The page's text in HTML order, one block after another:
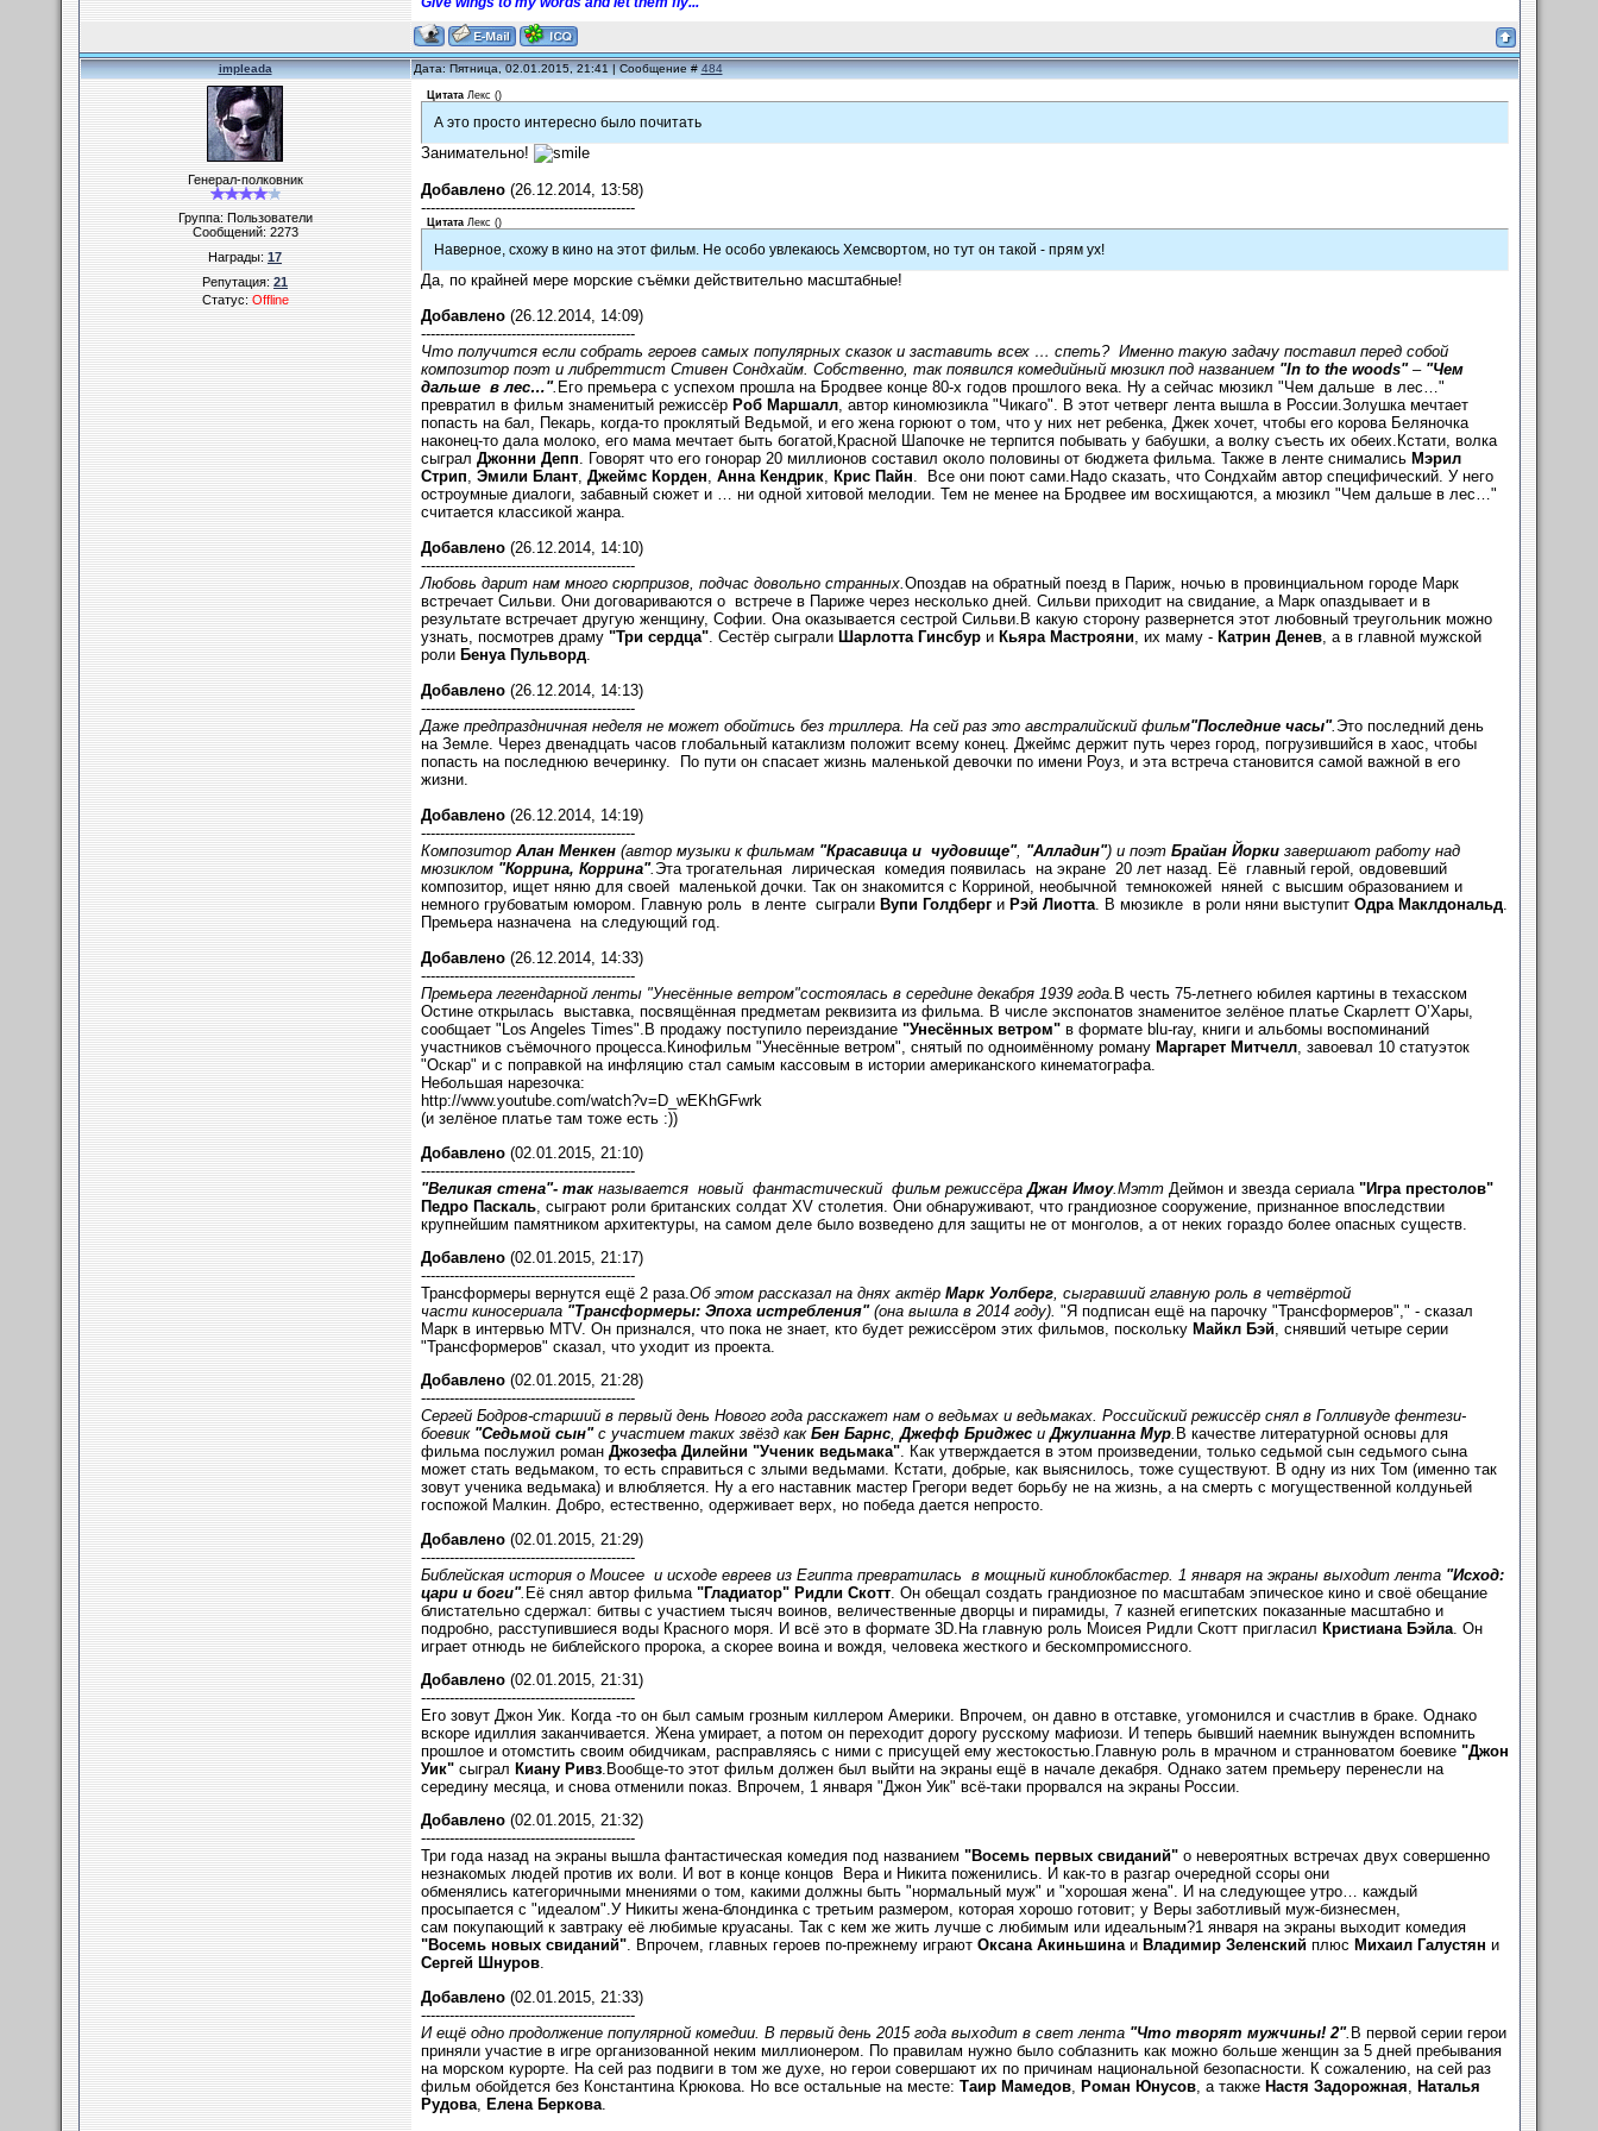
impleada Дата: Пятница, 02.01.2015, 21:41 | Сообщение #484
Генерал-полковник
Группа: Пользователи
Сообщений:2273
Награды:17
Репутация:21
Статус:Offline
Цитата Лекс ()
А это просто интересно было почитать
Занимательно!
Добавлено(26.12.2014, 13:58)
---------------------------------------------
Цитата Лекс ()
Наверное, схожу в кино на этот фильм. Не особо увлекаюсь Хемсвортом, но тут он такой - прям ух!
Да, по крайней мере морские съёмки действительно масштабные!
Добавлено(26.12.2014, 14:09)
---------------------------------------------
Что получится если собрать героев самых популярных сказок и заставить всех … спеть? Именно такую задачу поставил перед собой
композитор поэт и либреттист Стивен Сондхайм. Собственно, так появился комедийный мюзикл под названием "In to thе woods"– "Чем
дальше в лес…". Его премьера с успехом прошла на Бродвее конце 80-х годов прошлого века. Ну а сейчас мюзикл "Чем дальше в лес…"
превратил в фильм знаменитый режиссёр Роб Маршалл, автор киномюзикла "Чикаго". В этот четверг лента вышла в России.Золушка мечтает
попасть на бал, Пекарь, когда-то проклятый Ведьмой, и его жена горюют о том, что у них нет ребенка, Джек хочет, чтобы его корова Беляночка
наконец-то дала молоко, его мама мечтает быть богатой,Красной Шапочке не терпится побывать у бабушки, а волку съесть их обеих.Кстати, волка
сыграл Джонни Депп. Говорят что его гонорар 20 миллионов составил около половины от бюджета фильма. Также в ленте снимались Мэрил
Стрип, Эмили Блант, Джеймс Корден, Анна Кендрик, Крис Пайн. Все они поют сами.Надо сказать, что Сондхайм автор специфический. У него
остроумные диалоги, забавный сюжет и … ни одной хитовой мелодии. Тем не менее на Бродвее им восхищаются, а мюзикл "Чем дальше в лес…"
считается классикой жанра.
Добавлено(26.12.2014, 14:10)
---------------------------------------------
Любовь дарит нам много сюрпризов, подчас довольно странных.Опоздав на обратный поезд в Париж, ночью в провинциальном городе Марк
встречает Сильви. Они договариваются о встрече в Париже через несколько дней. Сильви приходит на свидание, а Марк опаздывает и в
результате встречает другую женщину, Софии. Она оказывается сестрой Сильви.В какую сторону развернется этот любовный треугольник можно
узнать, посмотрев драму "Три сердца". Сестёр сыграли Шарлотта Гинсбури Кьяра Мастрояни, их маму - Катрин Денев, а в главной мужской
роли Бенуа Пульворд.
Добавлено(26.12.2014, 14:13)
---------------------------------------------
Даже предпраздничная неделя не может обойтись без триллера. На сей раз это австралийский фильм"Последние часы". Это последний день
на Земле. Через двенадцать часов глобальный катаклизм положит всему конец. Джеймс держит путь через город, погрузившийся в хаос, чтобы
попасть на последнюю вечеринку. По пути он спасает жизнь маленькой девочки по имени Роуз, и эта встреча становится самой важной в его
жизни.
Добавлено(26.12.2014, 14:19)
---------------------------------------------
Композитор Алан Менкен(автор музыки к фильмам "Красавица и чудовище", "Алладин") и поэт Брайан Йоркизавершают работу над
мюзиклом "Коррина, Коррина". Эта трогательная лирическая комедия появилась на экране 20 лет назад. Её главный герой, овдовевший
композитор, ищет няню для своей маленькой дочки. Так он знакомится с Корриной, необычной темнокожей няней с высшим образованием и
немного грубоватым юмором. Главную роль в ленте сыграли Вупи Голдберги Рэй Лиотта. В мюзикле в роли няни выступит Одра Маклдональд.
Премьера назначена на следующий год.
Добавлено(26.12.2014, 14:33)
---------------------------------------------
Премьера легендарной ленты "Унесённые ветром"состоялась в середине декабря 1939 года. В честь 75-летнего юбилея картины в техасском
Остине открылась выставка, посвящённая предметам реквизита из фильма. В числе экспонатов знаменитое зелёное платье Скарлетт О’Хары,
сообщает "Los Angeles Times".В продажу поступило переиздание "Унесённых ветром"в формате blu-ray, книги и альбомы воспоминаний
участников съёмочного процесса.Кинофильм "Унесённые ветром", снятый по одноимённому роману Маргарет Митчелл, завоевал 10 статуэток
"Оскар" и с поправкой на инфляцию стал самым кассовым в истории американского кинематографа.
Небольшая нарезочка:
http://www.youtube.com/watch?v=D_wEKhGFwrk
(и зелёное платье там тоже есть :))
Добавлено(02.01.2015, 21:10)
---------------------------------------------
"Великая стена"- такназывается новый фантастический фильм режиссёра Джан Имоу.МэттДеймон и звезда сериала "Игра престолов"
Педро Паскаль, сыграют роли британских солдат XV столетия. Они обнаруживают, что грандиозное сооружение, признанное впоследствии
крупнейшим памятником архитектуры, на самом деле было возведено для защиты не от монголов, а от неких гораздо более опасных существ.
Добавлено(02.01.2015, 21:17)
---------------------------------------------
Трансформеры вернутся ещё 2 раза.Об этом рассказал на днях актёр Марк Уолберг, сыгравший главную роль в четвёртой
части киносериала "Трансформеры: Эпоха истребления"(она вышла в 2014 году). "Я подписан ещё на парочку "Трансформеров"," - сказал
Марк в интервью MTV. Он признался, что пока не знает, кто будет режиссёром этих фильмов, поскольку Майкл Бэй, снявший четыре серии
"Трансформеров" сказал, что уходит из проекта.
Добавлено(02.01.2015, 21:28)
---------------------------------------------
Сергей Бодров-старший в первый день Нового года расскажет нам о ведьмах и ведьмаках. Российский режиссёр снял в Голливуде фентези-
боевик "Седьмой сын"с участием таких звёзд как Бен Барнс,Джефф БриджесиДжулианна Мур. В качестве литературной основы для
фильма послужил роман Джозефа Дилейни "Ученик ведьмака". Как утверждается в этом произведении, только седьмой сын седьмого сына
может стать ведьмаком, то есть справиться с злыми ведьмами. Кстати, добрые, как выяснилось, тоже существуют. В одну из них Том (именно так
зовут ученика ведьмака) и влюбляется. Ну а его наставник мастер Грегори ведет борьбу не на жизнь, а на смерть с могущественной колдуньей
госпожой Малкин. Добро, естественно, одерживает верх, но победа дается непросто.
Добавлено(02.01.2015, 21:29)
---------------------------------------------
Библейская история о Моисее и исходе евреев из Египта превратилась в мощный киноблокбастер. 1 января на экраны выходит лента "Исход:
цари и боги". Её снял автор фильма "Гладиатор" Ридли Скотт. Он обещал создать грандиозное по масштабам эпическое кино и своё обещание
блистательно сдержал: битвы с участием тысяч воинов, величественные дворцы и пирамиды, 7 казней египетских показанные масштабно и
подробно, расступившиеся воды Красного моря. И всё это в формате 3D.На главную роль Моисея Ридли Скотт пригласил Кристиана Бэйла. Он
играет отнюдь не библейского пророка, а скорее воина и вождя, человека жесткого и бескомпромиссного.
Добавлено(02.01.2015, 21:31)
---------------------------------------------
Его зовут Джон Уик. Когда -то он был самым грозным киллером Америки. Впрочем, он давно в отставке, угомонился и счастлив в браке. Однако
вскоре идиллия заканчивается. Жена умирает, а потом он переходит дорогу русскому мафиози. И теперь бывший наемник вынужден вспомнить
прошлое и отомстить своим обидчикам, расправляясь с ними с присущей ему жестокостью.Главную роль в мрачном и странноватом боевике "Джон
Уик"сыграл Киану Ривз.Вообще-то этот фильм должен был выйти на экраны ещё в начале декабря. Однако затем премьеру перенесли на
середину месяца, и снова отменили показ. Впрочем, 1 января "Джон Уик" всё-таки прорвался на экраны России.
Добавлено(02.01.2015, 21:32)
---------------------------------------------
Три года назад на экраны вышла фантастическая комедия под названием "Восемь первых свиданий"о невероятных встречах двух совершенно
незнакомых людей против их воли. И вот в конце концов Вера и Никита поженились. И как-то в разгар очередной ссоры они
обменялись категоричными мнениями о том, какими должны быть "нормальный муж" и "хорошая жена". И на следующее утро… каждый
просыпается с "идеалом".У Никиты жена-блондинка с третьим размером, которая хорошо готовит; у Веры заботливый муж-бизнесмен,
сам покупающий к завтраку её любимые круасаны. Так с кем же жить лучше с любимым или идеальным?1 января на экраны выходит комедия
"Восемь новых свиданий". Впрочем, главных героев по-прежнему играют Оксана Акиньшинаи Владимир Зеленскийплюс Михаил Галустян и
Сергей Шнуров.
Добавлено(02.01.2015, 21:33)
---------------------------------------------
И ещё одно продолжение популярной комедии. В первый день 2015 года выходит в свет лента "Что творят мужчины! 2". В первой серии герои
приняли участие в игре организованной неким миллионером. По правилам нужно было соблазнить как можно больше женщин за 5 дней пребывания
на морском курорте. На сей раз подвиги в том же духе, но герои совершают их по причинам национальной безопасности. К сожалению, на сей раз
фильм обойдется без Константина Крюкова. Но все остальные на месте: Таир Мамедов, Роман Юнусов, а также Настя Задорожная
Наталья
Рудова, Елена Беркова.